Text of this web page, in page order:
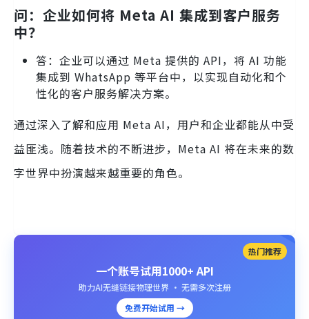
问：企业如何将 Meta AI 集成到客户服务
中？
答：企业可以通过 Meta 提供的 API，将 AI 功能
集成到 WhatsApp 等平台中，以实现自动化和个
性化的客户服务解决方案。
通过深入了解和应用 Meta AI，用户和企业都能从中受
益匪浅。随着技术的不断进步，Meta AI 将在未来的数
字世界中扮演越来越重要的角色。
热门推荐
一个账号试用1000+ API
助力AI无缝链接物理世界 · 无需多次注册
免费开始试用 →